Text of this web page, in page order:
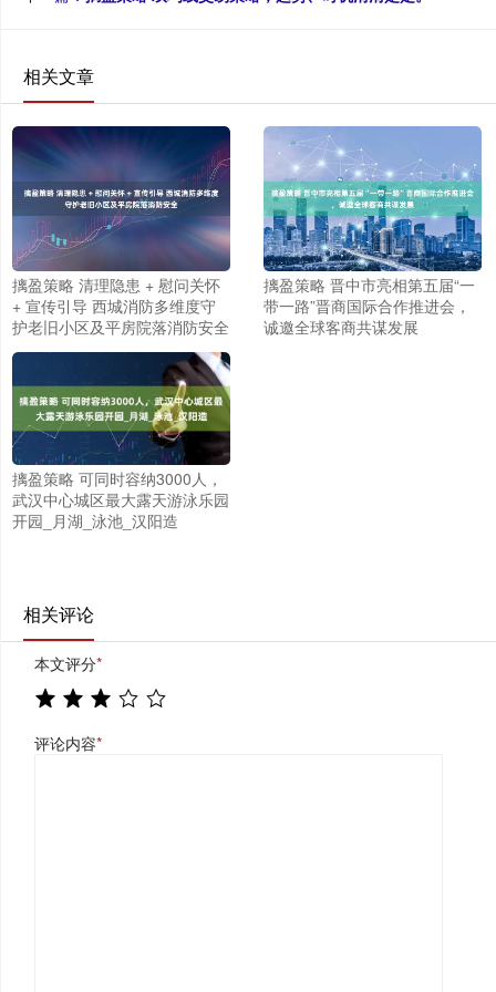
相关文章
摛盈策略 清理隐患 + 慰问关怀
+ 宣传引导 西城消防多维度守
护老旧小区及平房院落消防安全
摛盈策略 晋中市亮相第五届“一
带一路”晋商国际合作推进会，
诚邀全球客商共谋发展
摛盈策略 可同时容纳3000人，
武汉中心城区最大露天游泳乐园
开园_月湖_泳池_汉阳造
相关评论
本文评分*
评论内容*